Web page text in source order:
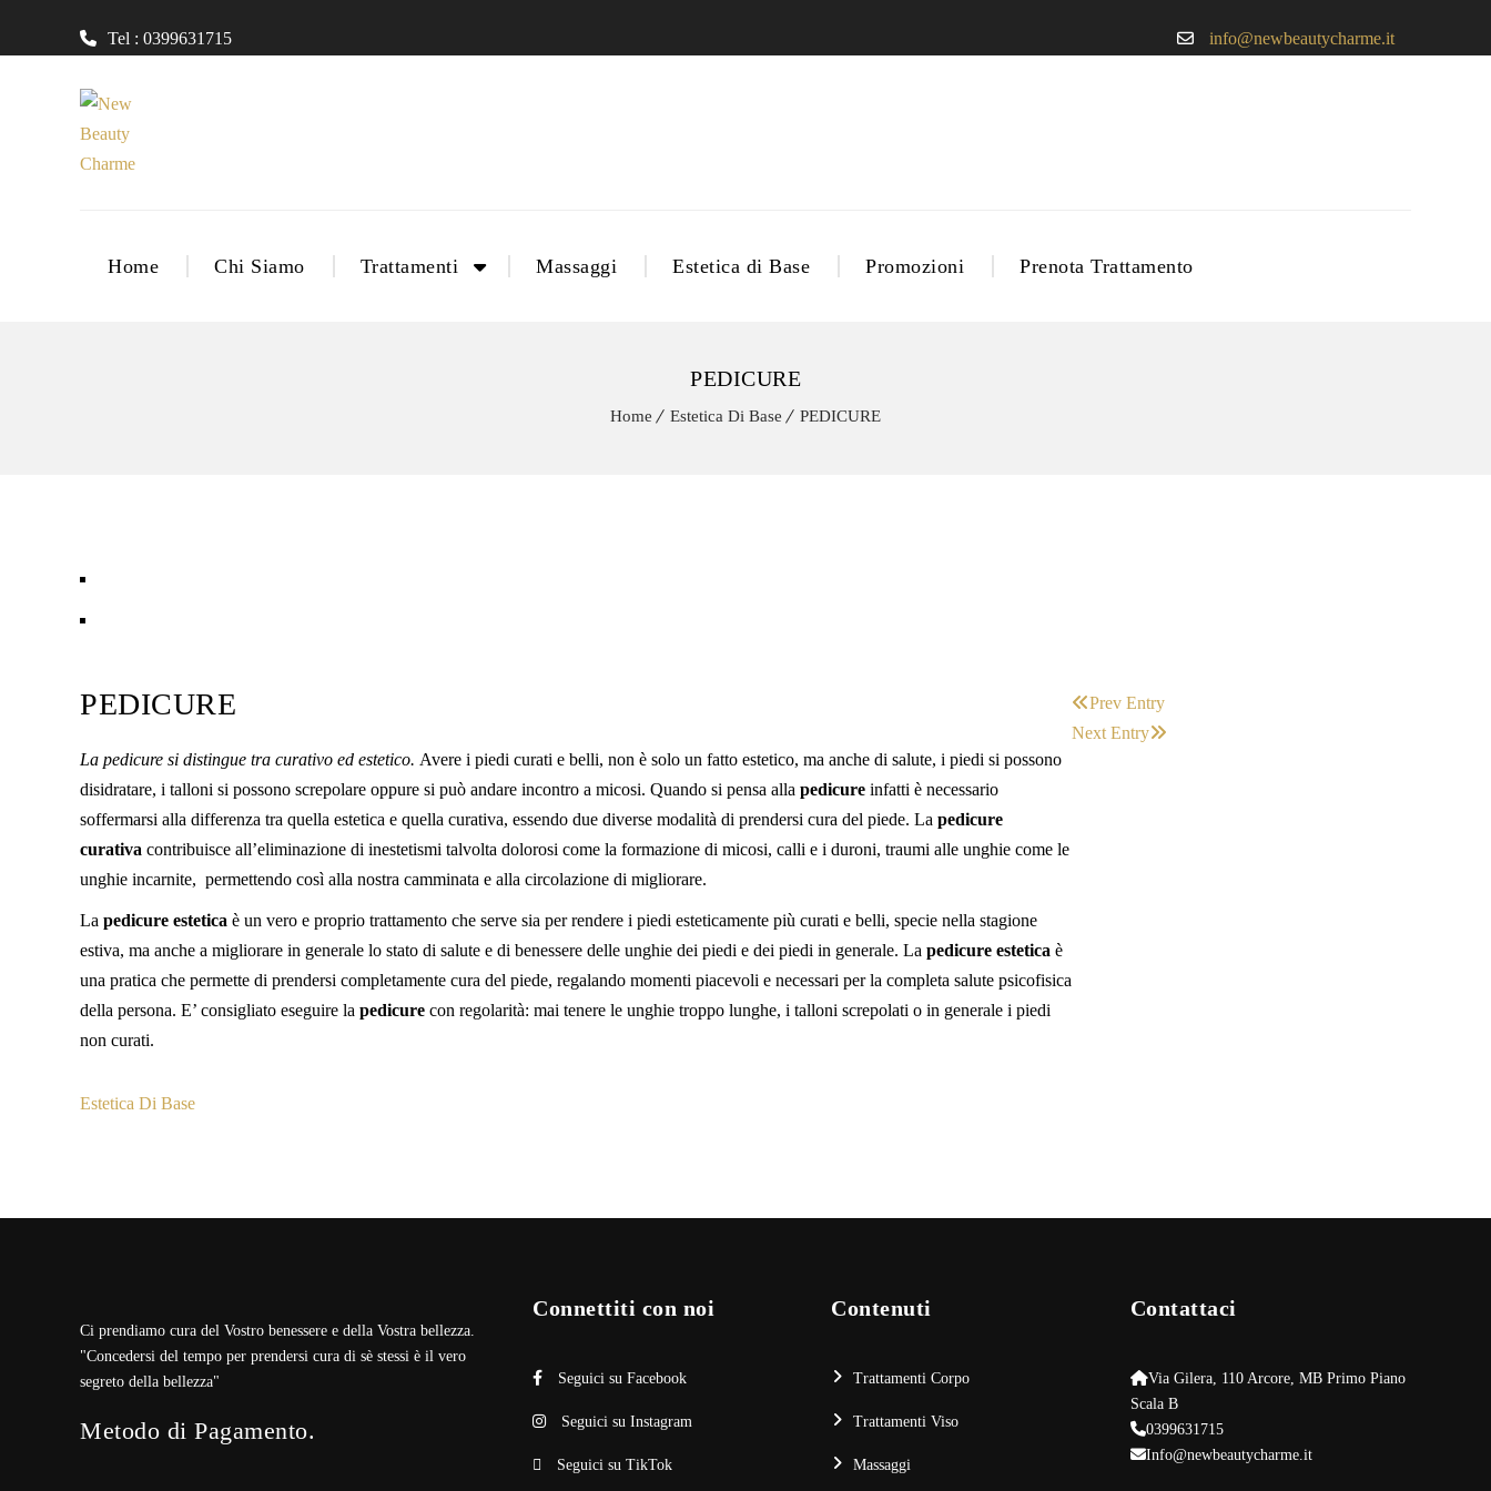
Tel : 0399631715 info@newbeautycharme.it
Home Chi Siamo Trattamenti Massaggi Estetica di Base Promozioni Prenota Trattamento
PEDICURE
Home Estetica Di Base PEDICURE
PEDICURE
La pedicure si distingue tra curativo ed estetico. Avere i piedi curati e belli, non è solo un fatto estetico, ma anche di salute, i piedi si possono
disidratare, i talloni si possono screpolare oppure si può andare incontro a micosi. Quando si pensa alla pedicure infatti è necessario
soffermarsi alla differenza tra quella estetica e quella curativa, essendo due diverse modalità di prendersi cura del piede. La pedicure
curativa contribuisce all’eliminazione di inestetismi talvolta dolorosi come la formazione di micosi, calli e i duroni, traumi alle unghie come le
unghie incarnite, permettendo così alla nostra camminata e alla circolazione di migliorare.
La pedicure estetica è un vero e proprio trattamento che serve sia per rendere i piedi esteticamente più curati e belli, specie nella stagione
estiva, ma anche a migliorare in generale lo stato di salute e di benessere delle unghie dei piedi e dei piedi in generale. La pedicure estetica è
una pratica che permette di prendersi completamente cura del piede, regalando momenti piacevoli e necessari per la completa salute psicofisica
della persona. E’ consigliato eseguire la pedicure con regolarità: mai tenere le unghie troppo lunghe, i talloni screpolati o in generale i piedi
non curati.
Estetica Di Base
Prev Entry
Next Entry
Ci prendiamo cura del Vostro benessere e della Vostra bellezza.
"Concedersi del tempo per prendersi cura di sè stessi è il vero
segreto della bellezza"
Metodo di Pagamento.
Connettiti con noi
Seguici su Facebook
Seguici su Instagram
Seguici su TikTok
Contenuti
Trattamenti Corpo
Trattamenti Viso
Massaggi
Contattaci
Via Gilera, 110 Arcore, MB Primo Piano
Scala B
0399631715
Info@newbeautycharme.it